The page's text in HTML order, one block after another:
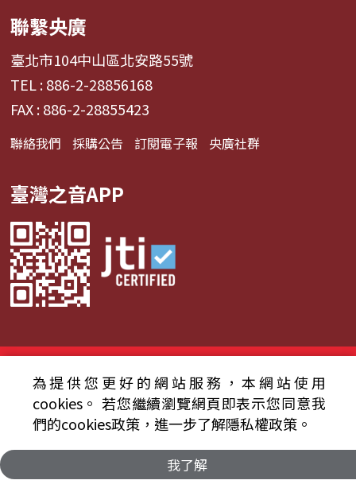
聯繫央廣
臺北市104中山區北安路55號
TEL : 886-2-28856168
FAX : 886-2-28855423
聯絡我們 採購公告 訂閱電子報 央廣社群
臺灣之音APP
© 2024財團法人中央廣播電臺 版權所有
資通安全政策聲明
服務條款 隱私權條款
為提供您更好的網站服務，本網站使用
cookies。 若您繼續瀏覽網頁即表示您同意我
們的cookies政策，進一步了解隱私權政策。
我了解